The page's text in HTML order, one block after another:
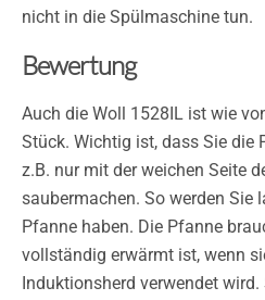
nicht in die Spülmaschine tun.
Bewertung
Auch die Woll 1528IL ist wie
Stück. Wichtig ist, dass Sie die
z.B. nur mit der weichen Seite
saubermachen. So werden Sie
Pfanne haben. Die Pfanne
vollständig erwärmt ist, wenn
Induktionsherd verwendet